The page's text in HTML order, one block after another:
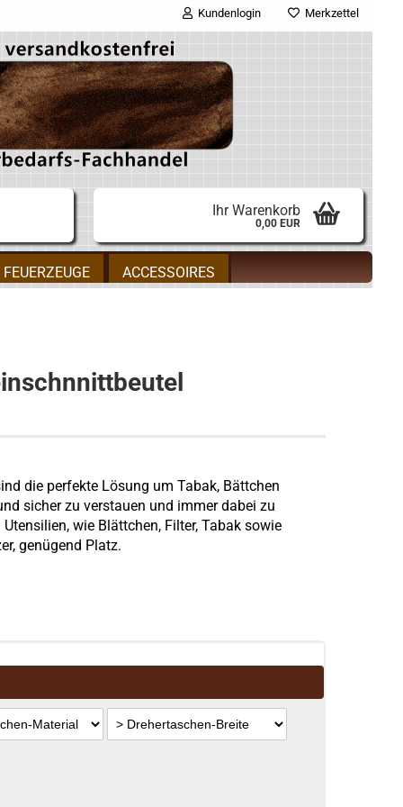
Kundenlogin
E-Mail
Passwort
Konto erstellen
Passwort vergessen?
Merkzettel
Ihr Warenkorb
0,00 EUR
FEUERZEUGE ACCESSOIRES
die perfekte Lösung um Tabak, Bättchen
sicher zu verstauen und immer dabei zu
wie Blättchen, Filter, Tabak sowie
genügend Platz.